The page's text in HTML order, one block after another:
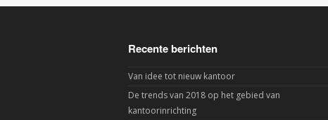
Recente berichten
Van idee tot nieuw kantoor
De trends van 2018 op het gebied van
kantoorinrichting